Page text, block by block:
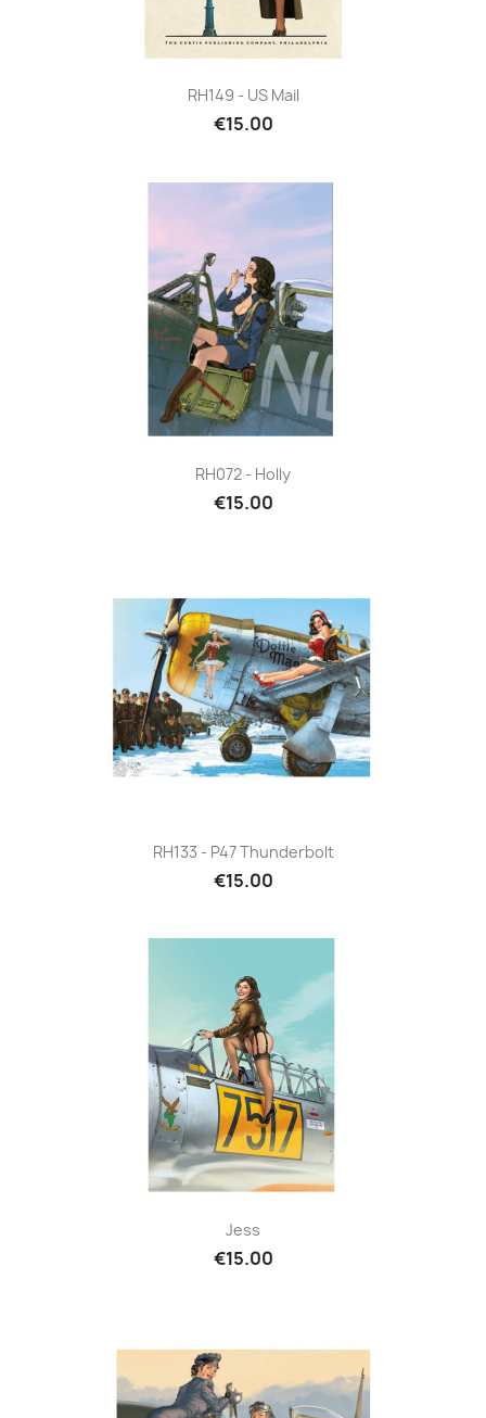
RH149 - US Mail
€15.00
RH072 - Holly
€15.00
RH133 - P47 Thunderbolt
€15.00
Jess
€15.00